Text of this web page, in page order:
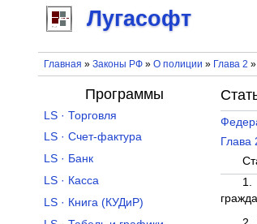
Лугасофт
Главная » Законы РФ» О полиции » Глава 2
1.
Программы
LS · Торговля
LS · Счет-фактура
LS · Банк
LS · Касса
LS · Книга (КУДиР)